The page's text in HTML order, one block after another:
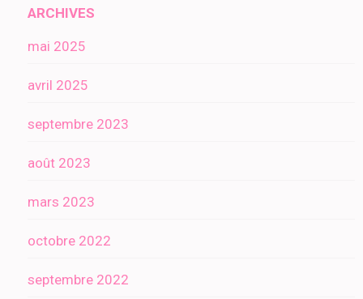
ARCHIVES
mai 2025
avril 2025
septembre 2023
août 2023
mars 2023
octobre 2022
septembre 2022